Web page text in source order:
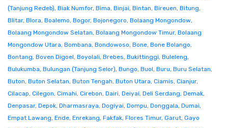
(Tanjung Redeb), Biak Numfor, Bima, Binjai, Bintan, Bireuen, Bitung,
Blitar, Blora, Boalemo, Bogor, Bojonegoro, Bolaang Mongondow,
Bolaang Mongondow Selatan, Bolaang Mongondow Timur, Bolaang
Mongondow Utara, Bombana, Bondowoso, Bone, Bone Bolango,
Bontang, Boven Digoel, Boyolali, Brebes, Bukittinggi, Buleleng,
Bulukumba, Bulungan (Tanjung Selor), Bungo, Buol, Buru, Buru Selatan,
Buton, Buton Selatan, Buton Tengah, Buton Utara, Ciamis, Cianjur,
Cilacap, Cilegon, Cimahi, Cirebon, Dairi, Deiyai, Deli Serdang, Demak,
Denpasar, Depok, Dharmasraya, Dogiyai, Dompu, Donggala, Dumai,
Empat Lawang, Ende, Enrekang, Fakfak, Flores Timur, Garut, Gayo